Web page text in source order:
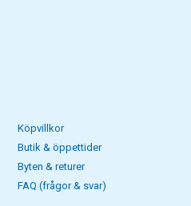
Köpvillkor
Butik & öppettider
Byten & returer
FAQ (frågor & svar)